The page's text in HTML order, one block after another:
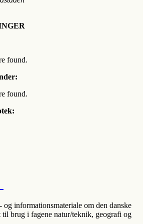
found.
found.
og informationsmateriale om den danske
brug i fagene natur/teknik, geografi og